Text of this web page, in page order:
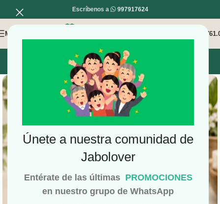
Únete a nuestra comunidad de
Jabolover
Entérate de las últimas PROMOCIONES
en nuestro grupo de WhatsApp
Escríbenos a 997917624
MENÚ
INICIO MI COMPRA MI CUENTA